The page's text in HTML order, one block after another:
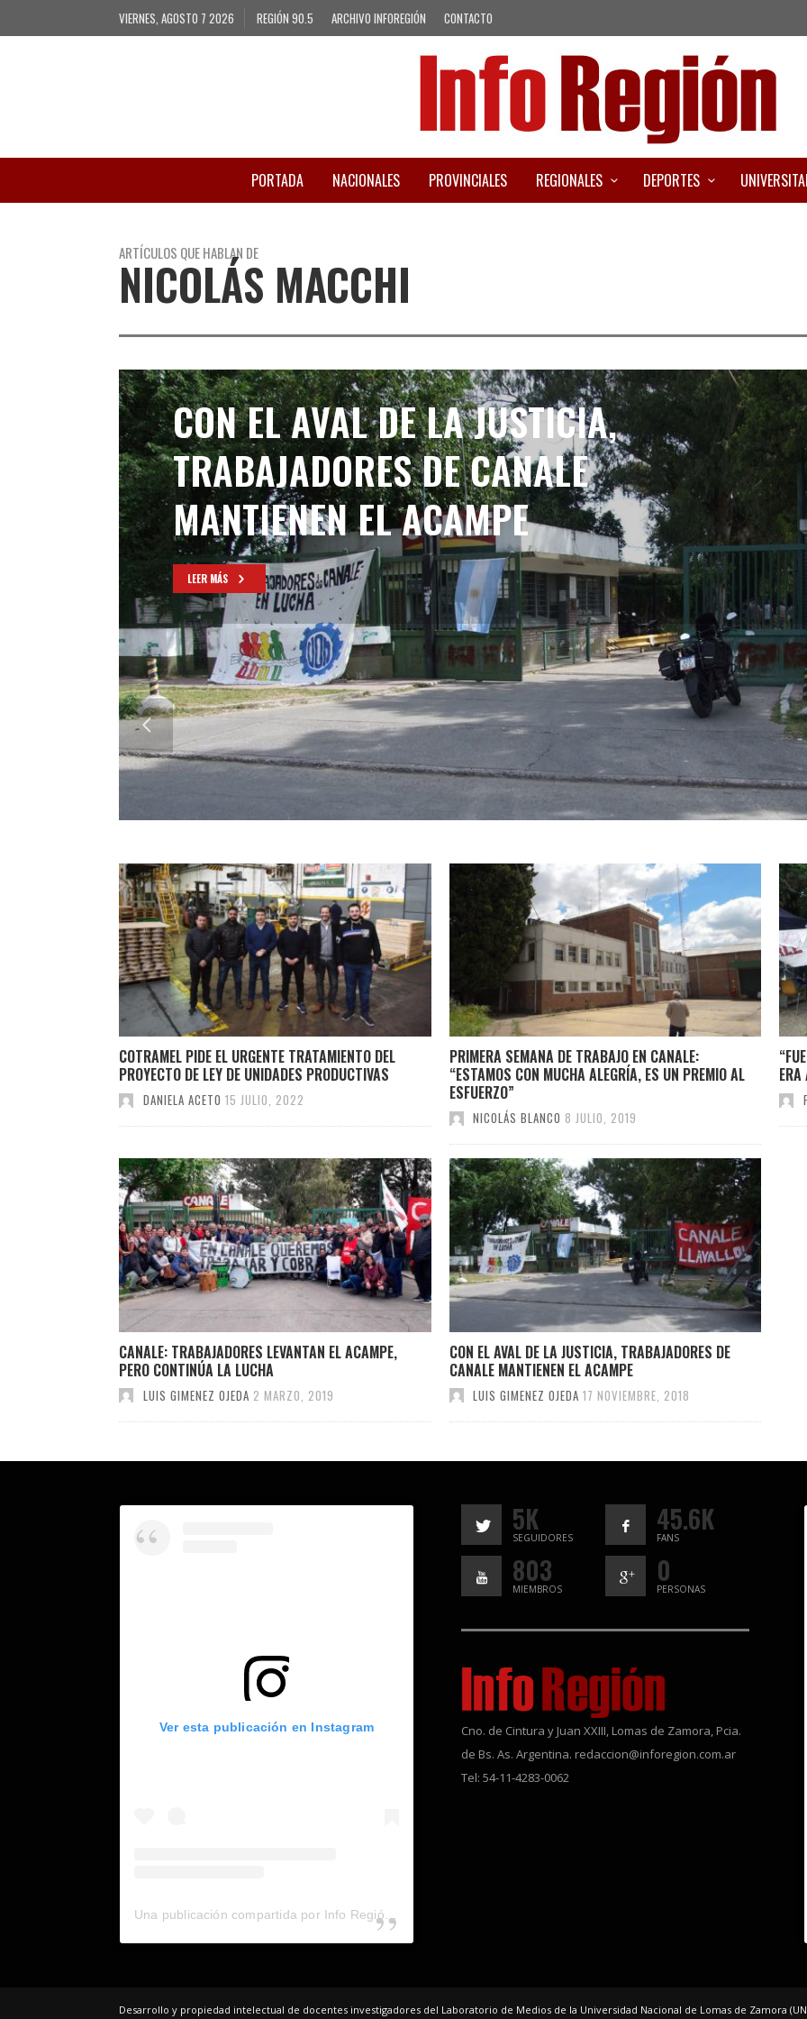
VIERNES, AGOSTO 7 2026 REGIÓN 90.5 ARCHIVO INFOREGIÓN CONTACTO
PORTADA NACIONALES PROVINCIALES REGIONALES DEPORTES
ARTÍCULOS QUE HABLAN DE
NICOLÁS MACCHI
CON EL AVAL DE LA JUSTICIA,
TRABAJADORES DE CANALE
MANTIENEN EL ACAMPE
LEER MÁS
COTRAMEL PIDE EL URGENTE TRATAMIENTO DEL
PROYECTO DE LEY DE UNIDADES PRODUCTIVAS
DANIELA ACETO 15 JULIO, 2022
PRIMERA SEMANA DE TRABAJO EN CANALE:
“ESTAMOS CON MUCHA ALEGRÍA, ES UN PREMIO AL
ESFUERZO”
NICOLÁS BLANCO 8 JULIO, 2019
ERA
CANALE: TRABAJADORES LEVANTAN EL ACAMPE,
PERO CONTINÚA LA LUCHA
LUIS GIMENEZ OJEDA 2 MARZO, 2019
CON EL AVAL DE LA JUSTICIA, TRABAJADORES DE
CANALE MANTIENEN EL ACAMPE
LUIS GIMENEZ OJEDA 17 NOVIEMBRE, 2018
Ver esta publicación en Instagram
Una publicación compartida por Info Región (@inforegion_redes)
5K
SEGUIDORES
45.6K
FANS
803
MIEMBROS
0
PERSONAS
Cno. de Cintura y Juan XXIII, Lomas de Zamora, Pcia.
de Bs. As. Argentina. redaccion@inforegion.com.ar
Tel: 54-11-4283-0062
Desarrollo y propiedad intelectual de docentes investigadores del Laboratorio de Medios de la Universidad Nacional de Lomas de Zamora